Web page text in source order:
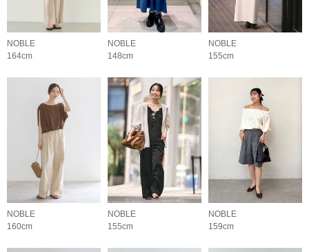
NOBLE
164cm
NOBLE
148cm
NOBLE
155cm
NOBLE
160cm
NOBLE
155cm
NOBLE
159cm